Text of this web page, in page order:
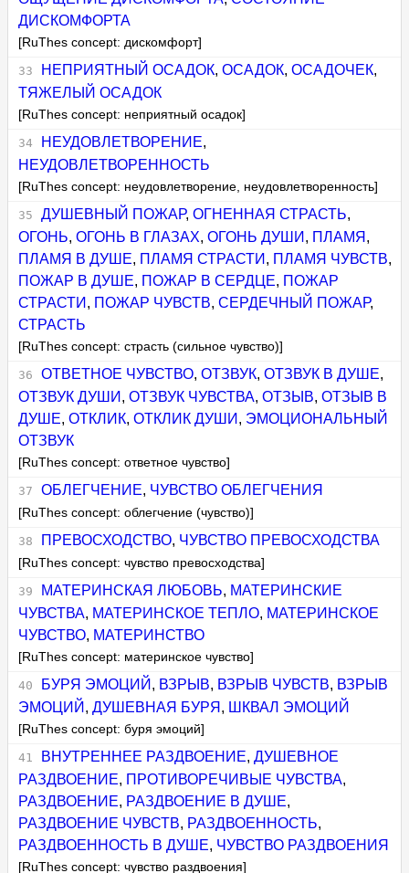
ДИСКОМФОРТА
[RuThes concept: дискомфорт]
НЕПРИЯТНЫЙ ОСАДОК, ОСАДОК, ОСАДОЧЕК,
ТЯЖЕЛЫЙ ОСАДОК
[RuThes concept: неприятный осадок]
НЕУДОВЛЕТВОРЕНИЕ,
НЕУДОВЛЕТВОРЕННОСТЬ
[RuThes concept: неудовлетворение, неудовлетворенность]
ДУШЕВНЫЙ ПОЖАР, ОГНЕННАЯ СТРАСТЬ,
ОГОНЬ,ОГОНЬ В ГЛАЗАХ,ОГОНЬ ДУШИ , ПЛАМЯ ,
ПЛАМЯ В ДУШЕ, ПЛАМЯ СТРАСТИ , ПЛАМЯ ЧУВСТВ,
ПОЖАР В ДУШЕ, ПОЖАР В СЕРДЦЕ, ПОЖАР
СТРАСТИ , ПОЖАР ЧУВСТВ,СЕРДЕЧНЫЙ ПОЖАР,
СТРАСТЬ
[RuThes concept: страсть (сильное чувство)]
ОТВЕТНОЕ ЧУВСТВО, ОТЗВУК, ОТЗВУК В ДУШЕ,
ОТЗВУК ДУШИ ,ОТЗВУК ЧУВСТВА,ОТЗЫВ,ОТЗЫВ В
ДУШЕ,ОТКЛИК,ОТКЛИК ДУШИ , ЭМОЦИОНАЛЬНЫЙ
ОТЗВУК
[RuThes concept: ответное чувство]
ОБЛЕГЧЕНИЕ, ЧУВСТВО ОБЛЕГЧЕНИЯ
[RuThes concept: облегчение (чувство)]
ПРЕВОСХОДСТВО, ЧУВСТВО ПРЕВОСХОДСТВА
[RuThes concept: чувство превосходства]
МАТЕРИНСКАЯ ЛЮБОВЬ, МАТЕРИНСКИЕ
ЧУВСТВА, МАТЕРИНСКОЕ ТЕПЛО, МАТЕРИНСКОЕ
ЧУВСТВО, МАТЕРИНСТВО
[RuThes concept: материнское чувство]
БУРЯ ЭМОЦИЙ , ВЗРЫВ, ВЗРЫВ ЧУВСТВ, ВЗРЫВ
ЭМОЦИЙ ,ДУШЕВНАЯ БУРЯ , ШКВАЛ ЭМОЦИЙ
[RuThes concept: буря эмоций]
ВНУТРЕННЕЕ РАЗДВОЕНИЕ, ДУШЕВНОЕ
РАЗДВОЕНИЕ, ПРОТИВОРЕЧИВЫЕ ЧУВСТВА,
РАЗДВОЕНИЕ, РАЗДВОЕНИЕ В ДУШЕ,
РАЗДВОЕНИЕ ЧУВСТВ, РАЗДВОЕННОСТЬ,
РАЗДВОЕННОСТЬ В ДУШЕ, ЧУВСТВО РАЗДВОЕНИЯ
[RuThes concept: чувство раздвоения]